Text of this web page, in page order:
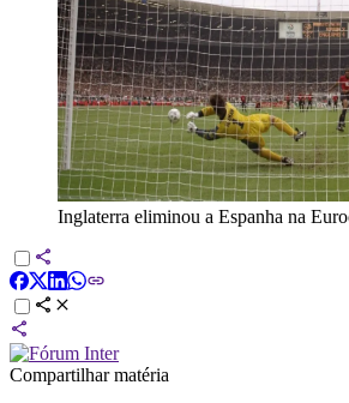
Inglaterra eliminou a Espanha na
Compartilhar matéria